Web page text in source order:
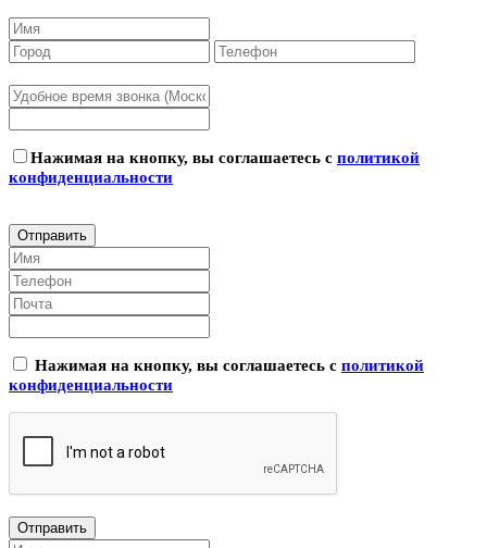
Нажимая на кнопку, вы соглашаетесь с политикой
конфиденциальности
Нажимая на кнопку, вы соглашаетесь с политикой
конфиденциальности